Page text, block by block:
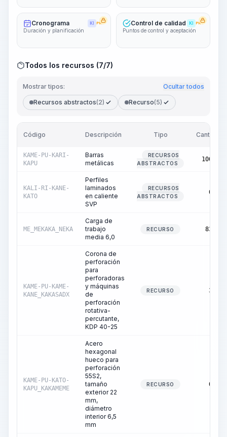
Cronograma KI PRO
Duración y planificación
Control de calidad KI PRO
Puntos de control y aceptación
Todos los recursos (7/7)
Mostrar tipos: Ocultar todos
Recursos abstractos(2) Recurso(5)
Código Descripción Tipo Cantidad
KAME-PU-KARI-
KAPU
Barras
metálicas
RECURSOS
ABSTRACTOS
100,00
KALI-RI-KANE-
KATO
Perfiles
laminados
en caliente
SVP
RECURSOS
ABSTRACTOS
0,82
ME_MEKAKA_NEKA
Carga de
trabajo
media 6,0
RECURSO 83,30
KAME-PU-KAME-
KANE_KAKASADX
Corona de
perforación
para
perforadoras
y máquinas
de
perforación
rotativa-
percutante,
KDP 40-25
RECURSO 3,91
KAME-PU-KATO-
KAPU_KAKAMEME
Acero
hexagonal
hueco para
perforación
55S2,
tamaño
exterior 22
mm,
diámetro
interior 6,5
mm
RECURSO 0,01